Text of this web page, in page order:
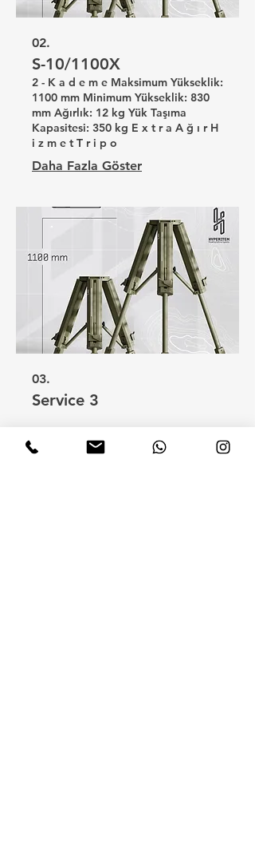
02.
S-10/1100X
2 - K a d e m e Maksimum Yükseklik:
1100 mm Minimum Yükseklik: 830
mm Ağırlık: 12 kg Yük Taşıma
Kapasitesi: 350 kg E x t r a A ğ ı r H
i z m e t T r i p o
Daha Fazla Göster
03.
Service 3